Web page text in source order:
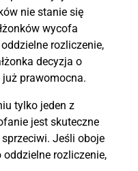
nie stanie się
wycofa
rozliczenie,
decyzja o
prawomocna.
tylko jeden z
jest skuteczne
Jeśli oboje
oddzielne rozliczenie,